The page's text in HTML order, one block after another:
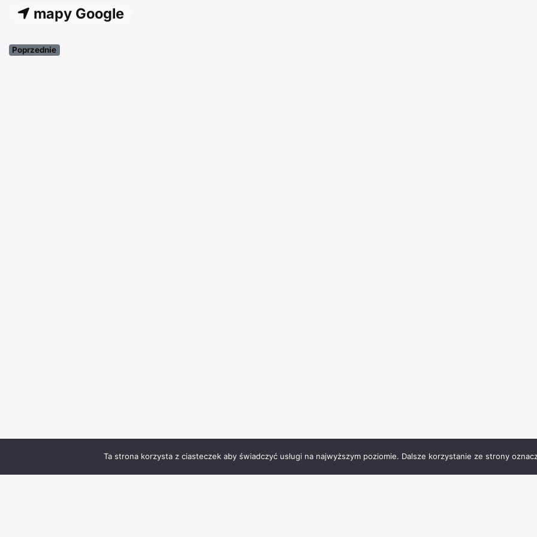
mapy Google
Poprzednie
Ta strona korzysta z ciasteczek aby świadczyć usługi na najwyższym poziomie. Dalsze korzystanie ze strony